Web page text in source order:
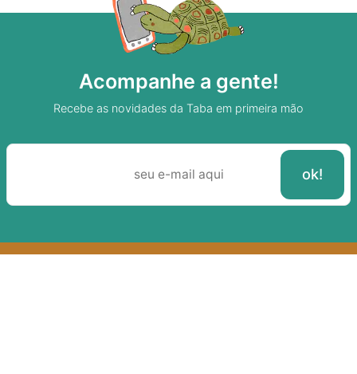
Acompanhe a gente!
Recebe as novidades da Taba em primeira mão